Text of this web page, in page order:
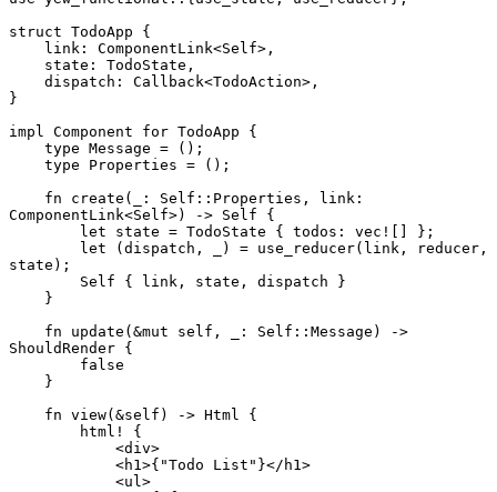
struct TodoApp {
    link: ComponentLink<Self>,
    state: TodoState,
    dispatch: Callback<TodoAction>,
}
impl Component for TodoApp {
    type Message = ();
    type Properties = ();
ComponentLink<Self>) -> Self {
        let state = TodoState { todos: vec![] };
state);
        Self { link, state, dispatch }
    }
ShouldRender {
        false
    }
    fn view(&self) -> Html {
        html! {
            <div>
            <h1>{"Todo List"}</h1>
            <ul>